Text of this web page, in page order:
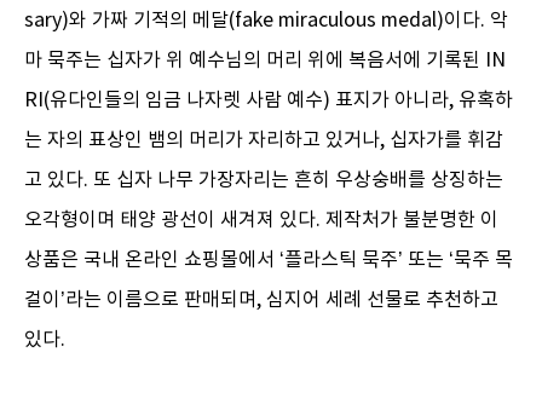
sary)와 가짜 기적의 메달(fake miraculous medal)이다. 악
마 묵주는 십자가 위 예수님의 머리 위에 복음서에 기록된 IN
RI(유다인들의 임금 나자렛 사람 예수) 표지가 아니라, 유혹하
는 자의 표상인 뱀의 머리가 자리하고 있거나, 십자가를 휘감
고 있다. 또 십자 나무 가장자리는 흔히 우상숭배를 상징하는
오각형이며 태양 광선이 새겨져 있다. 제작처가 불분명한 이
상품은 국내 온라인 쇼핑몰에서 ‘플라스틱 묵주’ 또는 ‘묵주 목
걸이’라는 이름으로 판매되며, 심지어 세례 선물로 추천하고
있다.